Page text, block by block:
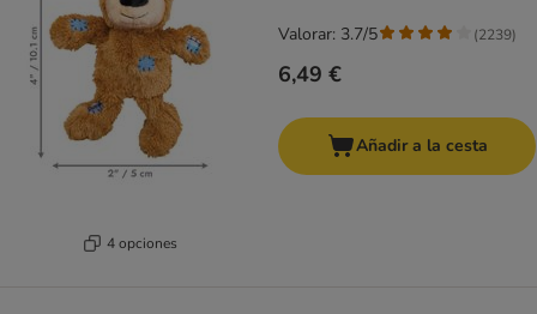
4 opciones
6,49 €
Valorar: 3.7/5 (2239)
Añadir a la cesta